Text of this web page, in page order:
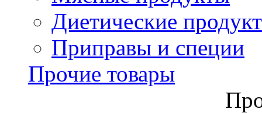
Диетические
Приправы и специи
Прочие товары